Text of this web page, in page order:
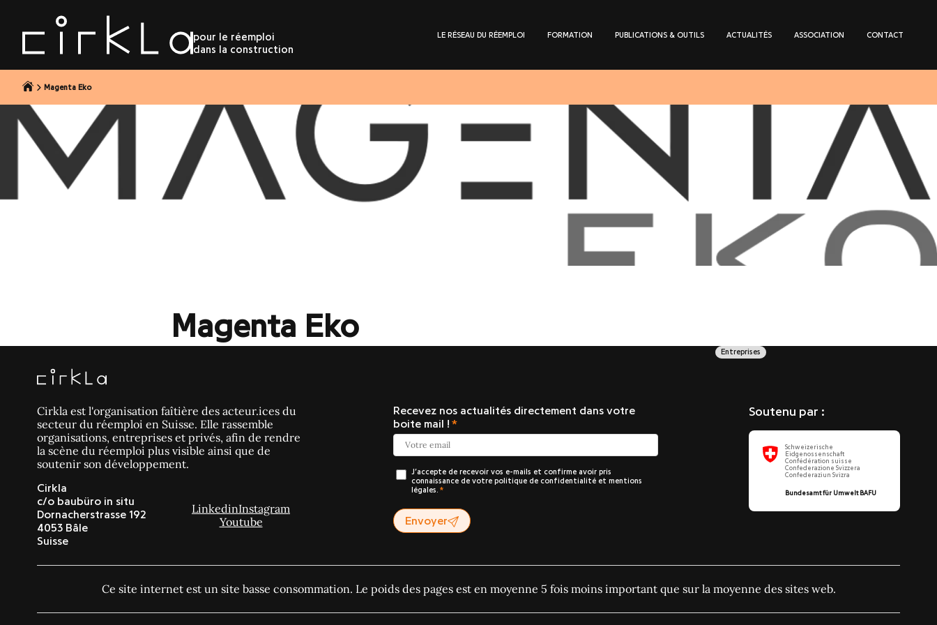
pour le réemploi
dans la construction
LE RÉSEAU DU RÉEMPLOI FORMATION PUBLICATIONS & OUTILS ACTUALITÉS ASSOCIATION CONTACT
Magenta Eko
Magenta Eko
Entreprises
Cirkla est l'organisation faîtière des acteur.ices du
secteur du réemploi en Suisse. Elle rassemble
organisations, entreprises et privés, afin de rendre
la scène du réemploi plus visible ainsi que de
soutenir son développement.
Cirkla
c/o baubüro in situ
Dornacherstrasse 192
4053 Bâle
Suisse
LinkedinInstagram
Youtube
Recevez nos actualités directement dans votre
boite mail !
J’accepte de recevoir vos e-mails et confirme avoir pris
connaissance de votre politique de confidentialité et mentions
légales.
Envoyer
Soutenu par :
Schweizerische
Eidgenossenschaft
Confédération suisse
Confederazione Svizzera
Confederaziun Svizra
Bundesamt für Umwelt BAFU
Ce site internet est un site basse consommation. Le poids des pages est en moyenne 5 fois moins important que sur la moyenne des sites web.